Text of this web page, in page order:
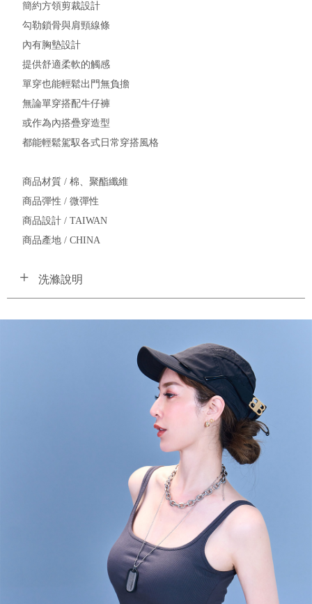
簡約方領剪裁設計
勾勒鎖骨與肩頸線條
內有胸墊設計
提供舒適柔軟的觸感
單穿也能輕鬆出門無負擔
無論單穿搭配牛仔褲
或作為內搭疊穿造型
都能輕鬆駕馭各式日常穿搭風格
商品材質 / 棉、聚酯纖維
商品彈性 / 微彈性
商品設計 / TAIWAN
商品產地 / CHINA
洗滌說明